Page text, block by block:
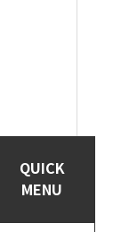
QUICK
MENU